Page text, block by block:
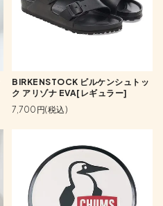
BIRKENSTOCK ビルケンシュトッ
ク アリゾナ EVA[レギュラー]
7,700円(税込)